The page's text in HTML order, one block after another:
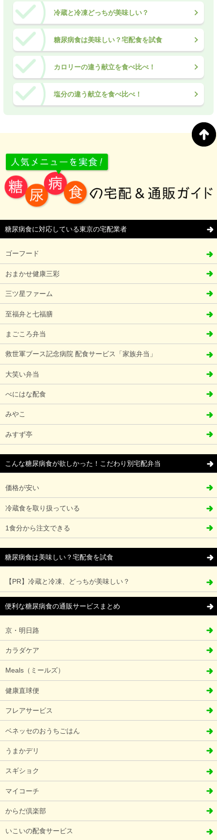
冷蔵と冷凍どっちが美味しい？
糖尿病食は美味しい？宅配食を試食
カロリーの違う献立を食べ比べ！
塩分の違う献立を食べ比べ！
糖尿病食に対応している東京の宅配業者
ゴーフード
おまかせ健康三彩
三ツ星ファーム
至福弁と七福膳
まごころ弁当
救世軍ブース記念病院 配食サービス「家族弁当」
大笑い弁当
べにはな配食
みやこ
みすず亭
こんな糖尿病食が欲しかった！こだわり別宅配弁当
価格が安い
冷蔵食を取り扱っている
1食分から注文できる
糖尿病食は美味しい？宅配食を試食
【PR】冷蔵と冷凍、どっちが美味しい？
便利な糖尿病食の通販サービスまとめ
京・明日路
カラダケア
Meals（ミールズ）
健康直球便
フレアサービス
ベネッセのおうちごはん
うまかデリ
スギショク
マイコーチ
からだ倶楽部
いこいの配食サービス